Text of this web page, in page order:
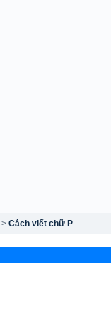
Cách viết chữ P